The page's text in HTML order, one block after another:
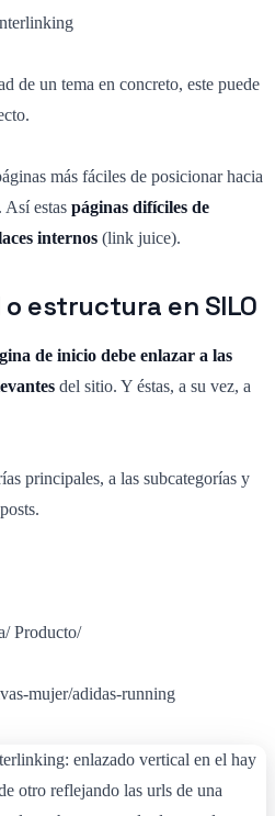
de un tema en concreto, este puede
más fáciles de posicionar hacia
Así estas páginas difíciles de
internos (link juice).
estructura en SILO
de inicio debe enlazar a las
del sitio. Y éstas, a su vez, a
principales, a las subcategorías y
Producto/
mujer/adidas-running